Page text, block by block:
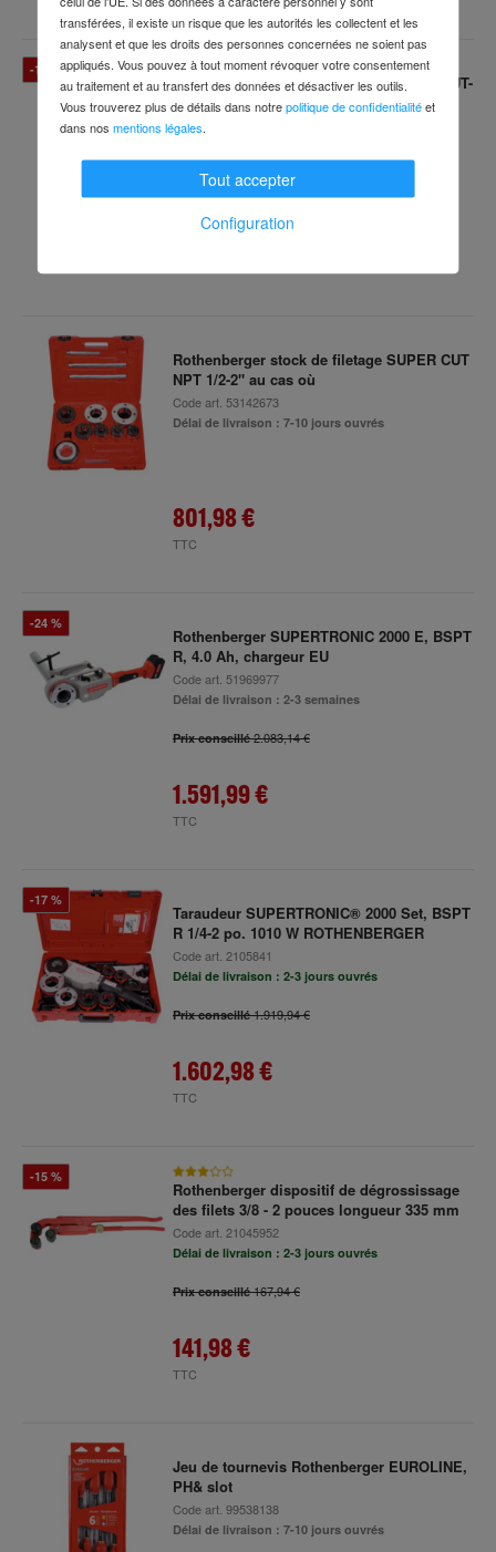
-11 %
Rothenberger stock de filetage SUPER CUT-
Set, BSPT R, 3/8-1" au cas où
Code art.
Prix conseillé479,94 €
427,99 €
Rothenberger stock de filetage SUPER CUT
NPT 1/2-2" au cas où
Code art. 53142673
Délai de livraison : 7-10 jours ouvrés
801,98 €
TTC
-24 %
Rothenberger SUPERTRONIC 2000 E, BSPT
R, 4.0 Ah, chargeur EU
Code art. 51969977
Délai de livraison : 2-3 semaines
Prix conseillé2.083,14 €
1.591,99 €
TTC
-17 %
Taraudeur SUPERTRONIC® 2000 Set, BSPT
R 1/4-2 po. 1010 W ROTHENBERGER
Code art. 2105841
Délai de livraison : 2-3 jours ouvrés
Prix conseillé1.919,94 €
1.602,98 €
TTC
-15 %
Rothenberger dispositif de dégrossissage
des filets 3/8 - 2 pouces longueur 335 mm
Code art. 21045952
Délai de livraison : 2-3 jours ouvrés
Prix conseillé167,94 €
141,98 €
TTC
Jeu de tournevis Rothenberger EUROLINE,
PH& slot
Code art. 99538138
Délai de livraison : 7-10 jours ouvrés
transférées, il existe un risque que les autorités les collectent et les
analysent et que les droits des personnes concernées ne soient pas
appliqués. Vous pouvez à tout moment révoquer votre consentement
au traitement et au transfert des données et désactiver les outils.
Vous trouverez plus de détails dans notrepolitique de confidentialitéet
dans nos mentions légales.
Tout accepter
Configuration